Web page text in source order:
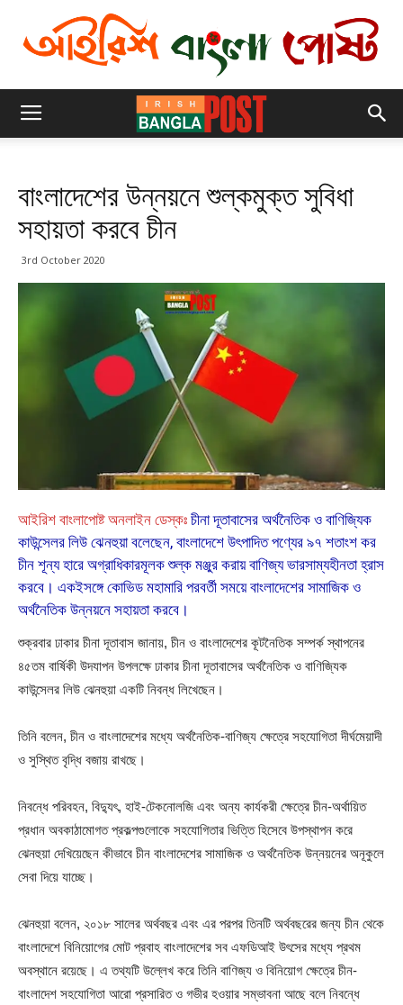
বাংলাদেশের উন্নয়নে শুল্কমুক্ত সুবিধা
সহায়তা করবে চীন
3rd October 2020
আইরিশ বাংলাপোষ্ট অনলাইন ডেস্কঃ চীনা দূতাবাসের অর্থনৈতিক ও বাণিজ্যিক
কাউন্সেলর লিউ ঝেনহুয়া বলেছেন, বাংলাদেশে উৎপাদিত পণ্যের ৯৭ শতাংশ কর
চীন শূন্য হারে অগ্রাধিকারমূলক শুল্ক মঞ্জুর করায় বাণিজ্য ভারসাম্যহীনতা হ্রাস
করবে। একইসঙ্গে কোভিড মহামারি পরবর্তী সময়ে বাংলাদেশের সামাজিক ও
অর্থনৈতিক উন্নয়নে সহায়তা করবে।
শুক্রবার ঢাকার চীনা দূতাবাস জানায়, চীন ও বাংলাদেশের কূটনৈতিক সম্পর্ক স্থাপনের
৪৫তম বার্ষিকী উদযাপন উপলক্ষে ঢাকার চীনা দূতাবাসের অর্থনৈতিক ও বাণিজ্যিক
কাউন্সেলর লিউ ঝেনহুয়া একটি নিবন্ধ লিখেছেন।
তিনি বলেন, চীন ও বাংলাদেশের মধ্যে অর্থনৈতিক-বাণিজ্য ক্ষেত্রে সহযোগিতা দীর্ঘমেয়াদী
ও সুস্থিত বৃদ্ধি বজায় রাখছে।
নিবন্ধে পরিবহন, বিদ্যুৎ, হাই-টেকনোলজি এবং অন্য কার্যকরী ক্ষেত্রে চীন-অর্থায়িত
প্রধান অবকাঠামোগত প্রকল্পগুলোকে সহযোগিতার ভিত্তি হিসেবে উপস্থাপন করে
ঝেনহুয়া দেখিয়েছেন কীভাবে চীন বাংলাদেশের সামাজিক ও অর্থনৈতিক উন্নয়নের অনূকুলে
সেবা দিয়ে যাচ্ছে।
ঝেনহুয়া বলেন, ২০১৮ সালের অর্থবছর এবং এর পরপর তিনটি অর্থবছরের জন্য চীন থেকে
বাংলাদেশে বিনিয়োগের মোট প্রবাহ বাংলাদেশের সব এফডিআই উৎসের মধ্যে প্রথম
অবস্থানে রয়েছে। এ তথ্যটি উল্লেখ করে তিনি বাণিজ্য ও বিনিয়োগ ক্ষেত্রে চীন-
বাংলাদেশ সহযোগিতা আরো প্রসারিত ও গভীর হওয়ার সম্ভাবনা আছে বলে নিবন্ধে